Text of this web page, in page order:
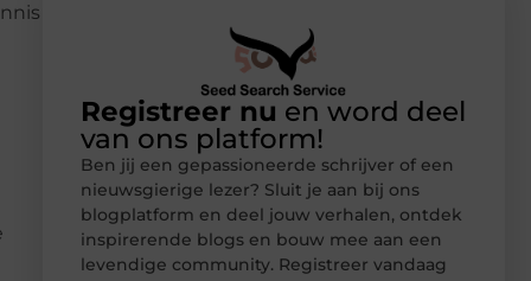
Registreer nu en word deel
van ons platform!
Ben jij een gepassioneerde schrijver of een
nieuwsgierige lezer? Sluit je aan bij ons
blogplatform en deel jouw verhalen, ontdek
inspirerende blogs en bouw mee aan een
levendige community. Registreer vandaag